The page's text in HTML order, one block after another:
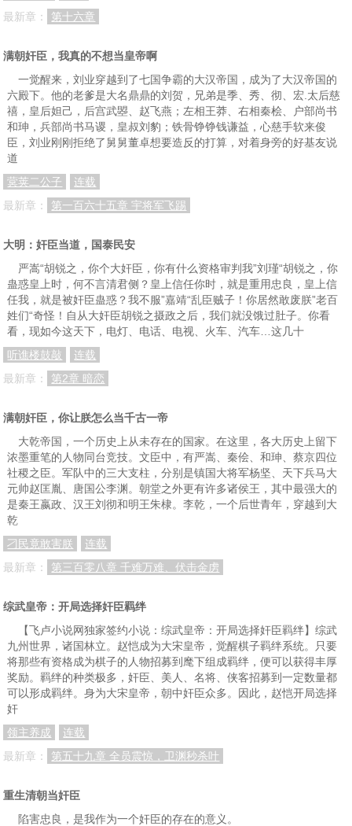
最新章：
第十六章
满朝奸臣，我真的不想当皇帝啊
一觉醒来，刘业穿越到了七国争霸的大汉帝国，成为了大汉帝国的
六殿下。他的老爹是大名鼎鼎的刘贺，兄弟是季、秀、彻、宏.太后慈
禧，皇后妲己，后宫武曌、赵飞燕；左相王莽、右相秦桧、户部尚书
和珅，兵部尚书马谡，皇叔刘豹；铁骨铮铮钱谦益，心慈手软来俊
臣，刘业刚刚拒绝了舅舅董卓想要造反的打算，对着身旁的好基友说
道
蓂荚二公子
连载
最新章：
第一百六十五章 宇将军飞踢
大明：奸臣当道，国泰民安
严嵩“胡锐之，你个大奸臣，你有什么资格审判我”刘瑾“胡锐之，你
蛊惑皇上时，何不言清君侧？皇上信任你时，就是重用忠良，皇上信
任我，就是被奸臣蛊惑？我不服”嘉靖“乱臣贼子！你居然敢废朕”老百
姓们“奇怪！自从大奸臣胡锐之摄政之后，我们就没饿过肚子。你看
看，现如今这天下，电灯、电话、电视、火车、汽车…这几十
听谯楼鼓敲
连载
最新章：
第2章 暗恋
满朝奸臣，你让朕怎么当千古一帝
大乾帝国，一个历史上从未存在的国家。在这里，各大历史上留下
浓墨重笔的人物同台竞技。文臣中，有严嵩、秦侩、和珅、蔡京四位
社稷之臣。军队中的三大支柱，分别是镇国大将军杨坚、天下兵马大
元帅赵匡胤、唐国公李渊。朝堂之外更有许多诸侯王，其中最强大的
是秦王嬴政、汉王刘彻和明王朱棣。李乾，一个后世青年，穿越到大
乾
刁民竟敢害朕
连载
最新章：
第三百零八章 千难万难、伏击金虏
综武皇帝：开局选择奸臣羁绊
【飞卢小说网独家签约小说：综武皇帝：开局选择奸臣羁绊】综武
九州世界，诸国林立。赵恺成为大宋皇帝，觉醒棋子羁绊系统。只要
将那些有资格成为棋子的人物招募到麾下组成羁绊，便可以获得丰厚
奖励。羁绊的种类极多，奸臣、美人、名将、侠客招募到一定数量都
可以形成羁绊。身为大宋皇帝，朝中奸臣众多。因此，赵恺开局选择
奸
领主养成
连载
最新章：
第五十九章 全员震惊，卫渊秒杀叶
重生清朝当奸臣
陷害忠良，是我作为一个奸臣的存在的意义。